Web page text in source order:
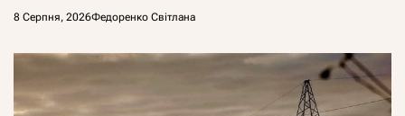
8 Серпня, 2026Федоренко Світлана